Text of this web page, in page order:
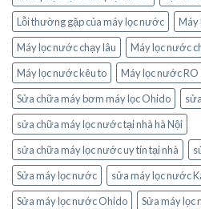
Lỗi thường gặp của máy lọc nước
Máy
Máy lọc nước chạy lâu
Máy lọc nước
Máy lọc nước kêu to
Máy lọc nước RO
Sửa chữa máy bơm máy lọc Ohido
sửa chữa máy lọc nước tại nhà hà Nội
sửa chữa máy lọc nước uy tín tại nhà
Sửa máy lọc nước
sửa máy lọc nước
Sửa máy lọc nước Ohido
Sửa máy lọc